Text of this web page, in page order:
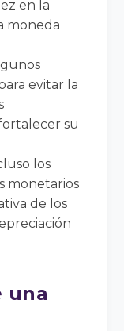
en la
moneda
evitar la
su
los
monetarios
de los
una